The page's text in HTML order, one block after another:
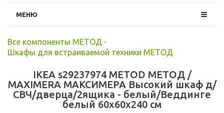
МЕНЮ
Все компоненты МЕТОД -
Шкафы для встраиваемой техники МЕТОД
IKEA s29237974 METOD МЕТОД /
MAXIMERA МАКСИМЕРА Высокий шкаф д/
СВЧ/дверца/2ящика - белый/Веддинге
белый 60x60x240 см